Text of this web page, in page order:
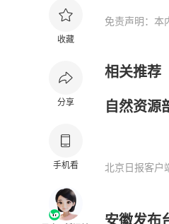
收藏
分享
手机看
免责声明：本
相关推荐
自然资源
北京日报客户
安徽发布